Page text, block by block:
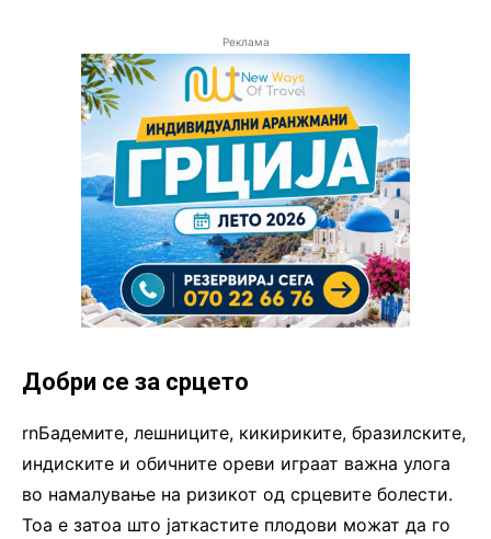
Реклама
Добри се за срцето
rnБадемите, лешниците, кикириките, бразилските,
индиските и обичните ореви играат важна улога
во намалување на ризикот од срцевите болести.
Тоа е затоа што јаткастите плодови можат да го